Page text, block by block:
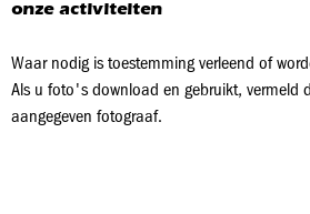
onze activiteiten
Waar nodig is toestemming verleend of
Als u foto's download en gebruikt, vermeld
aangegeven fotograaf.